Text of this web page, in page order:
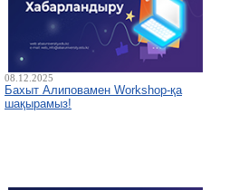
08.12.2025
Бахыт Алиповамен Workshop-қа
шақырамыз!